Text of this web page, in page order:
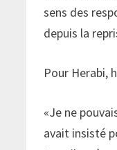
sens des
depuis la
Pour Herabi,
«Je ne
avait insisté